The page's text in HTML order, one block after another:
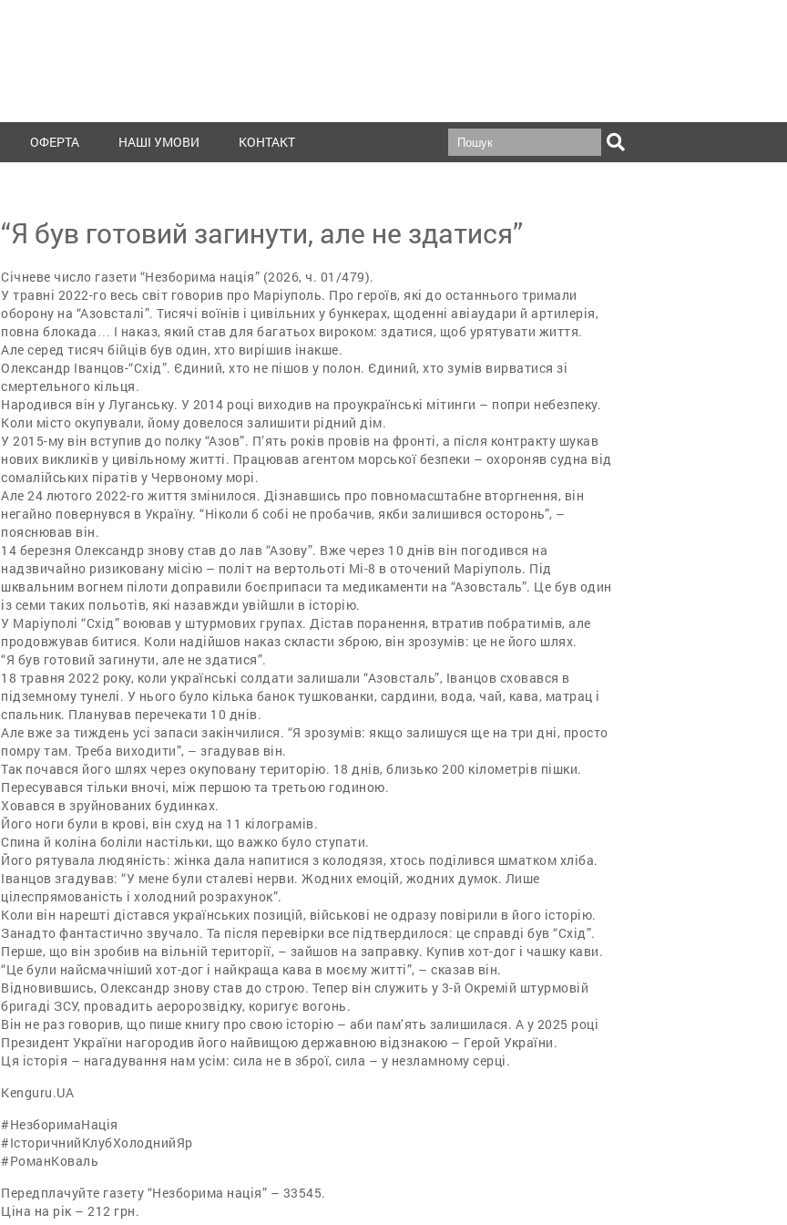
ОФЕРТА НАШІ УМОВИ КОНТАКТ
“Я був готовий загинути, але не здатися”
Січневе число газети “Незборима нація” (2026, ч. 01/479).
У травні 2022-го весь світ говорив про Маріуполь. Про героїв, які до останнього тримали
оборону на “Азовсталі”. Тисячі воїнів і цивільних у бункерах, щоденні авіаудари й артилерія,
повна блокада… І наказ, який став для багатьох вироком: здатися, щоб урятувати життя.
Але серед тисяч бійців був один, хто вирішив інакше.
Олександр Іванцов-“Схід”. Єдиний, хто не пішов у полон. Єдиний, хто зумів вирватися зі
смертельного кільця.
Народився він у Луганську. У 2014 році виходив на проукраїнські мітинги – попри небезпеку.
Коли місто окупували, йому довелося залишити рідний дім.
У 2015-му він вступив до полку “Азов”. П’ять років провів на фронті, а після контракту шукав
нових викликів у цивільному житті. Працював агентом морської безпеки – охороняв судна від
сомалійських піратів у Червоному морі.
Але 24 лютого 2022-го життя змінилося. Дізнавшись про повномасштабне вторгнення, він
негайно повернувся в Україну. “Ніколи б собі не пробачив, якби залишився осторонь”, –
пояснював він.
14 березня Олександр знову став до лав “Азову”. Вже через 10 днів він погодився на
надзвичайно ризиковану місію – політ на вертольоті Мі-8 в оточений Маріуполь. Під
шквальним вогнем пілоти доправили боєприпаси та медикаменти на “Азовсталь”. Це був один
із семи таких польотів, які назавжди увійшли в історію.
У Маріуполі “Схід” воював у штурмових групах. Дістав поранення, втратив побратимів, але
продовжував битися. Коли надійшов наказ скласти зброю, він зрозумів: це не його шлях.
“Я був готовий загинути, але не здатися”.
18 травня 2022 року, коли українські солдати залишали “Азовсталь”, Іванцов сховався в
підземному тунелі. У нього було кілька банок тушкованки, сардини, вода, чай, кава, матрац і
спальник. Планував перечекати 10 днів.
Але вже за тиждень усі запаси закінчилися. “Я зрозумів: якщо залишуся ще на три дні, просто
помру там. Треба виходити”, – згадував він.
Так почався його шлях через окуповану територію. 18 днів, близько 200 кілометрів пішки.
Пересувався тільки вночі, між першою та третьою годиною.
Ховався в зруйнованих будинках.
Його ноги були в крові, він схуд на 11 кілограмів.
Спина й коліна боліли настільки, що важко було ступати.
Його рятувала людяність: жінка дала напитися з колодязя, хтось поділився шматком хліба.
Іванцов згадував: “У мене були сталеві нерви. Жодних емоцій, жодних думок. Лише
цілеспрямованість і холодний розрахунок”.
Коли він нарешті дістався українських позицій, військові не одразу повірили в його історію.
Занадто фантастично звучало. Та після перевірки все підтвердилося: це справді був “Схід”.
Перше, що він зробив на вільній території, – зайшов на заправку. Купив хот-дог і чашку кави.
“Це були найсмачніший хот-дог і найкраща кава в моєму житті”, – сказав він.
Відновившись, Олександр знову став до строю. Тепер він служить у 3-й Окремій штурмовій
бригаді ЗСУ, провадить аеророзвідку, коригує вогонь.
Він не раз говорив, що пише книгу про свою історію – аби пам’ять залишилася. А у 2025 році
Президент України нагородив його найвищою державною відзнакою – Герой України.
Ця історія – нагадування нам усім: сила не в зброї, сила – у незламному серці.
Kenguru.UA
#НезборимаНація
#ІсторичнийКлубХолоднийЯр
#РоманКоваль
Передплачуйте газету “Незборима нація” – 33545.
Ціна на рік – 212 грн.